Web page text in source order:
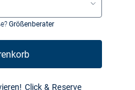
Größenberater
Click & Reserve